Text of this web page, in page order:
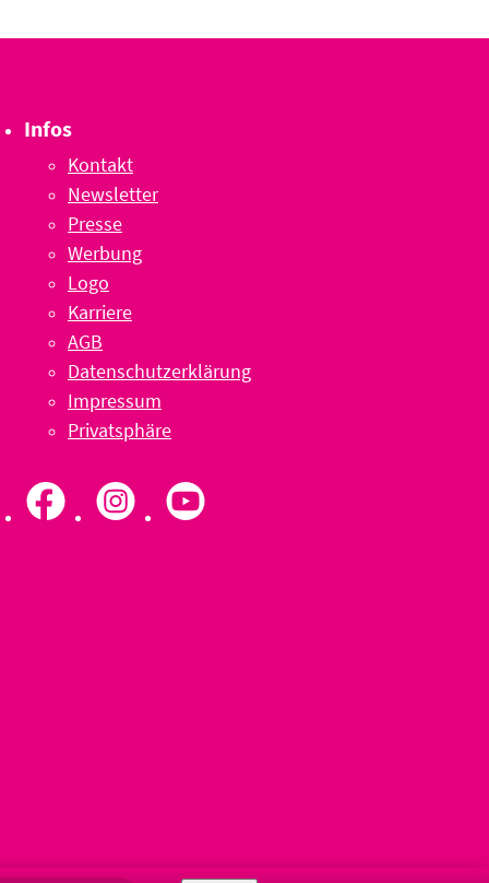
Infos
Kontakt
Newsletter
Presse
Werbung
Logo
Karriere
AGB
Datenschutzerklärung
Impressum
Privatsphäre